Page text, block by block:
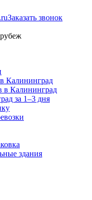
Заказать звонок
Калининград
в Калининград
за 1–3 дня
здания